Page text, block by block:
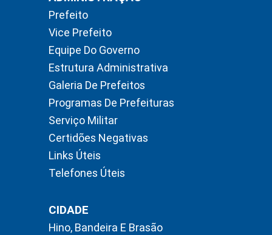
Prefeito
Vice Prefeito
Equipe Do Governo
Estrutura Administrativa
Galeria De Prefeitos
Programas De Prefeituras
Serviço Militar
Certidões Negativas
Links Úteis
Telefones Úteis
CIDADE
Hino, Bandeira E Brasão